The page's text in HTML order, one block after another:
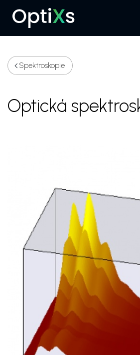
Menu
Spektroskopie
Optická